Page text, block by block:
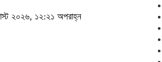
২০২৬, ১২:২১ অপরাহ্ন